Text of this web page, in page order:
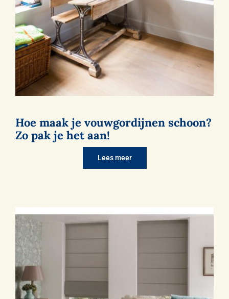
Hoe maak je vouwgordijnen schoon?
Zo pak je het aan!
Lees meer